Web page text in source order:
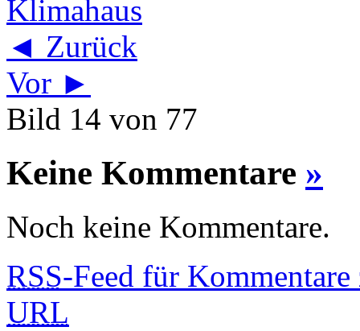
◄ Zurück
Vor ►
Bild 14 von 77
Keine Kommentare »
Noch keine Kommentare.
RSS-Feed für
URL